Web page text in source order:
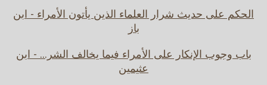
الحكم على حديث شرار العلماء الذين يأتون الأمراء - ابن
باز
باب وجوب الإنكار على الأمراء فيما يخالف الشر... - ابن
عثيمين